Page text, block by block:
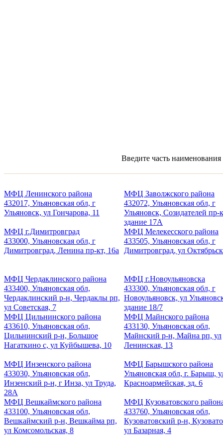
Введите часть
МФЦ Ленинского района
432017, Ульяновская обл, г
Ульяновск, ул Гончарова, 11
МФЦ Заволжского района
432072, Ульяновская обл, г
Ульяновск, Созидателей пр-
здание 17А
МФЦ г.Димитровград
433000, Ульяновская обл, г
Димитровград, Ленина пр-кт, 16а
МФЦ Мелекесского района
433505, Ульяновская обл, г
Димитровград, ул
МФЦ Чердаклинского района
433400, Ульяновская обл,
Чердаклинский р-н, Чердаклы рп,
ул Советская, 7
МФЦ г.Новоульяновска
433300, Ульяновская обл, г
Новоульяновск, ул
здание 18/7
МФЦ Цильнинского района
433610, Ульяновская обл,
Цильнинский р-н, Большое
Нагаткино с, ул Куйбышева, 10
МФЦ Майнского района
433130, Ульяновская обл,
Майнский р-н, Майна рп, ул
Ленинская, 13
МФЦ Инзенского района
433030, Ульяновская обл,
Инзенский р-н, г Инза, ул Труда,
28А
МФЦ Барышского района
Ульяновская обл, г. Барыш,
Красноармейская, зд. 6
МФЦ Вешкаймского района
433100, Ульяновская обл,
Вешкаймский р-н, Вешкайма рп,
ул Комсомольская, 8
МФЦ Кузоватовского
433760, Ульяновская обл,
Кузоватовский р-н,
ул Базарная, 4